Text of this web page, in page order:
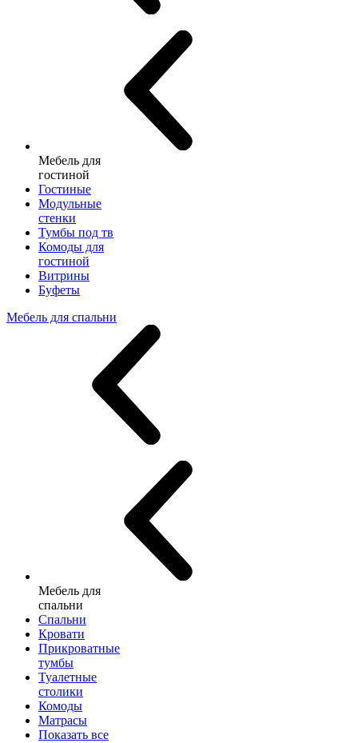
Мебель для
гостиной
Гостиные
Модульные
стенки
Тумбы под тв
Комоды для
гостиной
Витрины
Буфеты
Мебель для спальни
Мебель для
спальни
Спальни
Кровати
Прикроватные
тумбы
Туалетные
столики
Комоды
Матрасы
Показать все